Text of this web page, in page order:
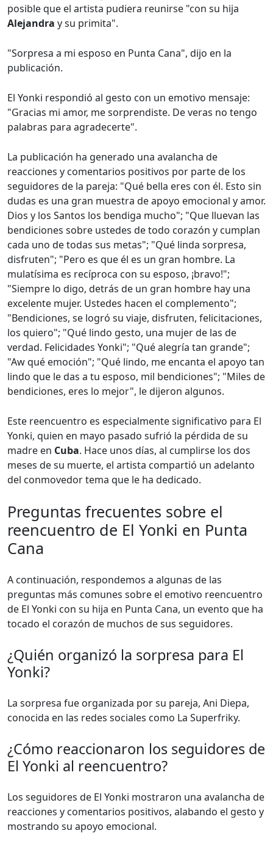
posible que el artista pudiera reunirse "con su hija
Alejandra y su primita".
"Sorpresa a mi esposo en Punta Cana", dijo en la
publicación.
El Yonki respondió al gesto con un emotivo mensaje:
"Gracias mi amor, me sorprendiste. De veras no tengo
palabras para agradecerte".
La publicación ha generado una avalancha de
reacciones y comentarios positivos por parte de los
seguidores de la pareja: "Qué bella eres con él. Esto sin
dudas es una gran muestra de apoyo emocional y amor.
Dios y los Santos los bendiga mucho"; "Que lluevan las
bendiciones sobre ustedes de todo corazón y cumplan
cada uno de todas sus metas"; "Qué linda sorpresa,
disfruten"; "Pero es que él es un gran hombre. La
mulatísima es recíproca con su esposo, ¡bravo!";
"Siempre lo digo, detrás de un gran hombre hay una
excelente mujer. Ustedes hacen el complemento";
"Bendiciones, se logró su viaje, disfruten, felicitaciones,
los quiero"; "Qué lindo gesto, una mujer de las de
verdad. Felicidades Yonki"; "Qué alegría tan grande";
"Aw qué emoción"; "Qué lindo, me encanta el apoyo tan
lindo que le das a tu esposo, mil bendiciones"; "Miles de
bendiciones, eres lo mejor", le dijeron algunos.
Este reencuentro es especialmente significativo para El
Yonki, quien en mayo pasado sufrió la pérdida de su
madre en Cuba. Hace unos días, al cumplirse los dos
meses de su muerte, el artista compartió un adelanto
del conmovedor tema que le ha dedicado.
Preguntas frecuentes sobre el
reencuentro de El Yonki en Punta
Cana
A continuación, respondemos a algunas de las
preguntas más comunes sobre el emotivo reencuentro
de El Yonki con su hija en Punta Cana, un evento que ha
tocado el corazón de muchos de sus seguidores.
¿Quién organizó la sorpresa para El
Yonki?
La sorpresa fue organizada por su pareja, Ani Diepa,
conocida en las redes sociales como La Superfriky.
¿Cómo reaccionaron los seguidores de
El Yonki al reencuentro?
Los seguidores de El Yonki mostraron una avalancha de
reacciones y comentarios positivos, alabando el gesto y
mostrando su apoyo emocional.